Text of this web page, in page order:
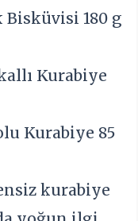
180 g
Kurabiye
Kurabiye 85
kurabiye